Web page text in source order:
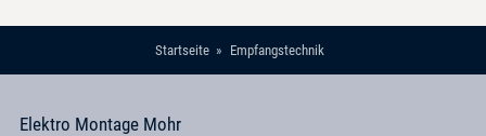
Startseite Empfangstechnik
Elektro Montage Mohr